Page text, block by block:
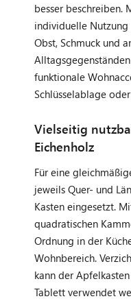
besser beschreiben.
individuelle Nutzung
Obst, Schmuck und
funktionale
Schlüsselablage
Vielseitig
Eichenholz
Für eine
jeweils Quer- und
Kasten eingesetzt.
quadratischen
Ordnung in der
Wohnbereich.
kann der
Tablett verwendet